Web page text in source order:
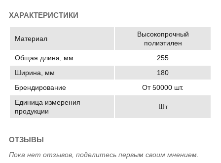
ХАРАКТЕРИСТИКИ
Материал
Высокопрочный
полиэтилен
Общая длина, мм
255
Ширина, мм
180
Брендирование
От 50000 шт.
Единица измерения
продукции
Шт
ОТЗЫВЫ
Пока нет отзывов, поделитесь первым своим мнением.